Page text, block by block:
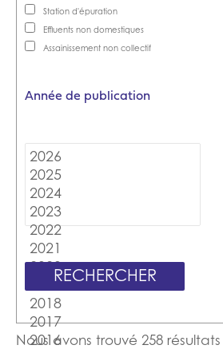
Station d'épuration
Effluents non domestiques
Assainissement non collectif
Année de publication
Nous avons trouvé 258